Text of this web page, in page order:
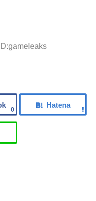
ID:gameleaks
0